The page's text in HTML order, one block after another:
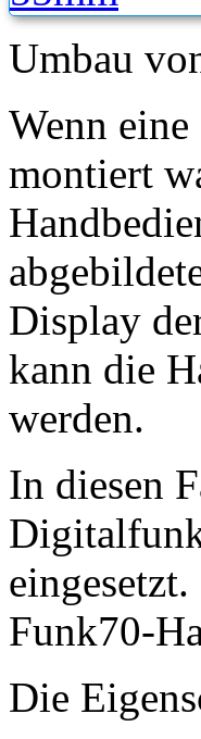
Umbau
Wenn
montiert
Display
kann die
werden.
In diesen
Funk70-
Die